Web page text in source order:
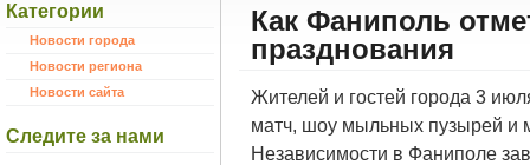
Категории
Новости города
Новости региона
Новости сайта
Следите за нами
Как Фаниполь
празднования
Жителей и гостей города 3
матч, шоу мыльных пузырей и
Независимости в Фаниполе